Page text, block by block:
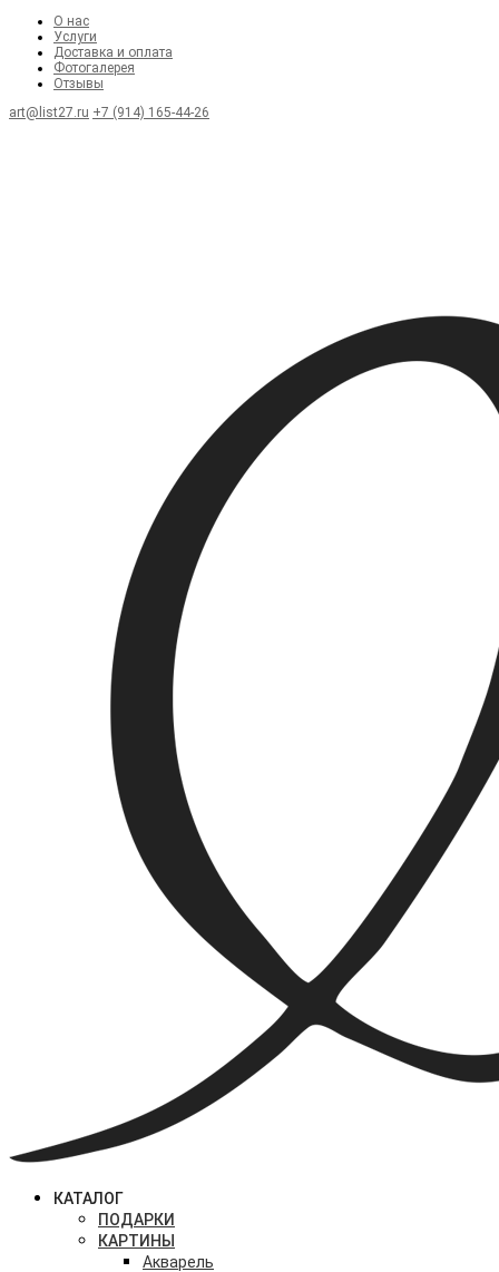
О нас
Услуги
Доставка и оплата
Фотогалерея
Отзывы
art@list27.ru +7 (914) 165-44-26
КАТАЛОГ
ПОДАРКИ
КАРТИНЫ
Акварель